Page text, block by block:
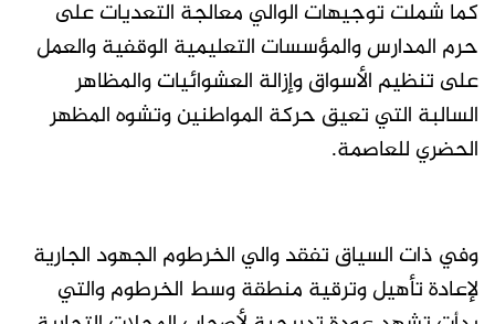
كما شملت توجيهات الوالي معالجة التعديات على
حرم المدارس والمؤسسات التعليمية الوقفية والعمل
على تنظيم الأسواق وإزالة العشوائيات والمظاهر
السالبة التي تعيق حركة المواطنين وتشوه المظهر
الحضري للعاصمة.
وفي ذات السياق تفقد والي الخرطوم الجهود الجارية
لإعادة تأهيل وترقية منطقة وسط الخرطوم والتي